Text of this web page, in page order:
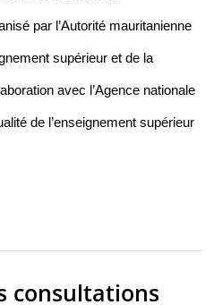
par l’Autorité mauritanienne
supérieur et de la
avec l’Agence nationale
de l’enseignement supérieur
référence national au niveau de
consultations